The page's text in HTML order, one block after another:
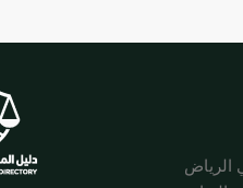
الرياض